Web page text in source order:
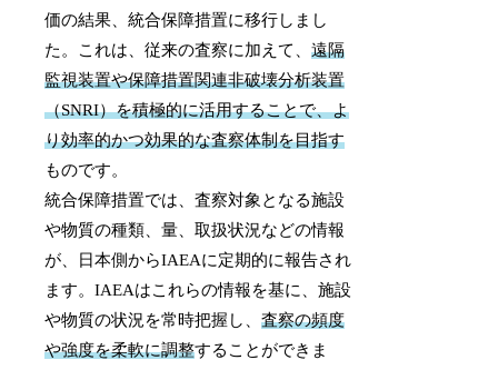
価の結果、統合保障措置に移行しまし
た。これは、従来の査察に加えて、遠隔
監視装置や保障措置関連非破壊分析装置
（SNRI）を積極的に活用することで、よ
り効率的かつ効果的な査察体制を目指す
ものです。
統合保障措置では、査察対象となる施設
や物質の種類、量、取扱状況などの情報
が、日本側からIAEAに定期的に報告され
ます。IAEAはこれらの情報を基に、施設
や物質の状況を常時把握し、査察の頻度
や強度を柔軟に調整することができま